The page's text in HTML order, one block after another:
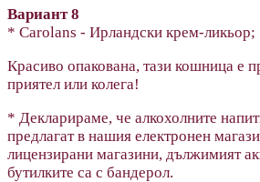
Вариант 8
* Carolans - Ирландски крем-ликьор;
Красиво опакована, тази кошница е
приятел или колега!
* Декларираме, че алкохолните
предлагат в нашия електронен
лицензирани магазини, дължимият
бутилките са с бандерол.